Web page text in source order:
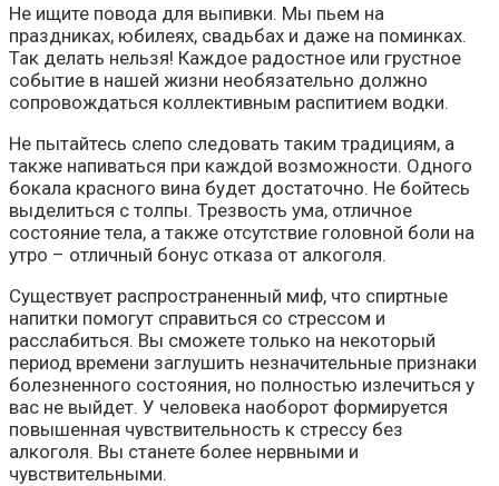
Не ищите повода для выпивки. Мы пьем на
праздниках, юбилеях, свадьбах и даже на поминках.
Так делать нельзя! Каждое радостное или грустное
событие в нашей жизни необязательно должно
сопровождаться коллективным распитием водки.
Не пытайтесь слепо следовать таким традициям, а
также напиваться при каждой возможности. Одного
бокала красного вина будет достаточно. Не бойтесь
выделиться с толпы. Трезвость ума, отличное
состояние тела, а также отсутствие головной боли на
утро – отличный бонус отказа от алкоголя.
Существует распространенный миф, что спиртные
напитки помогут справиться со стрессом и
расслабиться. Вы сможете только на некоторый
период времени заглушить незначительные признаки
болезненного состояния, но полностью излечиться у
вас не выйдет. У человека наоборот формируется
повышенная чувствительность к стрессу без
алкоголя. Вы станете более нервными и
чувствительными.